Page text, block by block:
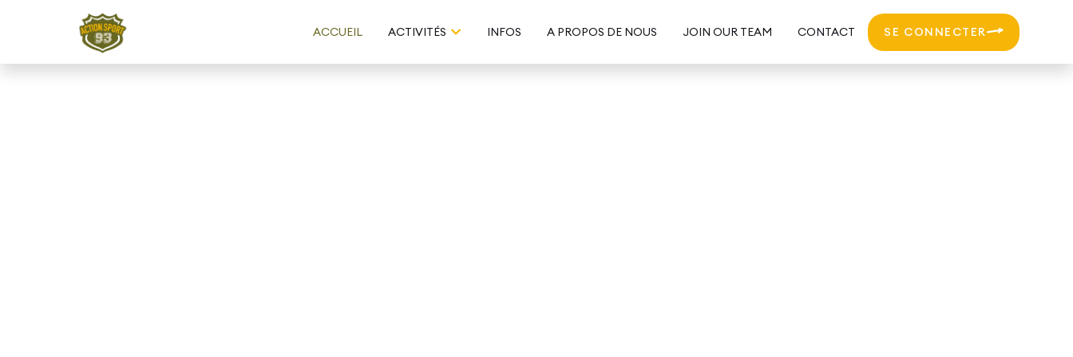
ACCUEIL ACTIVITÉS INFOS A PROPOS DE NOUS JOIN OUR TEAM CONTACT SE CONNECTER